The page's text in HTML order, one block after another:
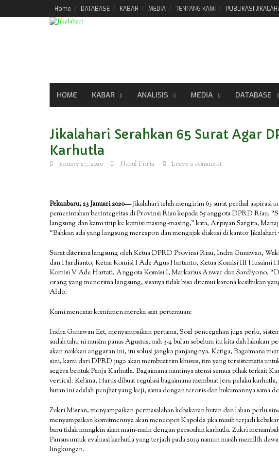
Home DATABASE KABAR MEDIA TENTANG KAMI PUBLIKASI
HOME KABAR ANALISIS MEDIA DATABASE
Jikalahari Serahkan 65 Surat Agar
Karhutla
January 23, 2020 Nurul Fitria Leave a comment
Pekanbaru, 23 Januari 2020—Jikalahari telah mengirim 65 surat perihal aspirasi
pemerintahan berintegritas di Provinsi Riau kepada 65 anggota DPRD Riau.
langsung dan kami titip ke komisi masing-masing,” kata, Arpiyan Sargita,
“Bahkan ada yang langsung merespon dan mengajak diskusi di kantor
Surat diterima langsung oleh Ketua DPRD Provinsi Riau, Indra Gunawan,
dan Hardianto, Ketua Komisi I Ade Agus Hartanto, Ketua Komisi III Husaimi
Komisi V Ade Hartati, Anggota Komisi I, Markarius Anwar dan Sardiyono.
orang yang menerima langsung, sisanya tidak bisa ditemui karena kesibukan
Aldo.
Kami mencatat komitmen mereka saat pertemuan:
Indra Gunawan Eet, menyampaikan pertama, Soal pencegahan juga perlu,
sudah tahu ni musim panas Agustus, nah 3-4 bulan sebelum itu kita dah lakukan
akan naikkan anggaran ini, itu solusi jangka panjangnya. Ketiga, Bagaimana
sini, kami dari DPRD juga akan membuat tim khusus, tim yang tersistematis
segera bentuk Panja Karhutla. Bagaimana nantinya atensi semua pihak terkait
vertical. Kelima, Harus dibuat regulasi bagaimana membuat jera pelaku
hutan ini adalah penjhat yang keji, sama dengan teroris dan hukumannya sama
Zukri Misran, menyampaikan permasalahan kebakaran hutan dan lahan perlu
menyampaikan komitmennya akan mencopot Kapolda jika masih terjadi
baru tidak mungkin akan main-main dengan persoalan karhutla. Zukri
Pansus untuk evaluasi karhutla yang terjadi pada 2019 namun masih memilih
lingkungan.